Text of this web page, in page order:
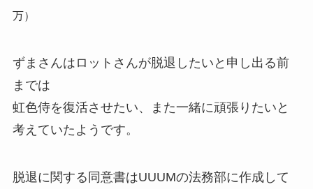
万）
ずまさんはロットさんが脱退したいと申し出る前
までは
虹色侍を復活させたい、また一緒に頑張りたいと
考えていたようです。
脱退に関する同意書はUUUMの法務部に作成して